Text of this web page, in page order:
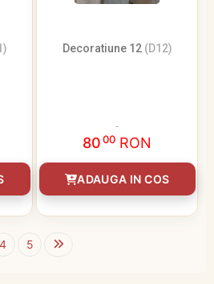
Decoratiune 12 (D12)
8000 RON
ADAUGA IN COS
4 5